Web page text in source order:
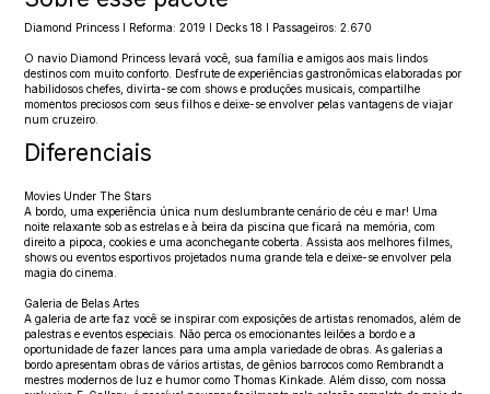
Diamond Princess l Reforma: 2019 l Decks 18 l Passageiros: 2.670
O navio Diamond Princess levará você, sua família e amigos aos mais lindos
destinos com muito conforto. Desfrute de experiências gastronômicas elaboradas por
habilidosos chefes, divirta-se com shows e produções musicais, compartilhe
momentos preciosos com seus filhos e deixe-se envolver pelas vantagens de viajar
num cruzeiro.
Diferenciais
Movies Under The Stars
A bordo, uma experiência única num deslumbrante cenário de céu e mar! Uma
noite relaxante sob as estrelas e à beira da piscina que ficará na memória, com
direito a pipoca, cookies e uma aconchegante coberta. Assista aos melhores filmes,
shows ou eventos esportivos projetados numa grande tela e deixe-se envolver pela
magia do cinema.
Galeria de Belas Artes
A galeria de arte faz você se inspirar com exposições de artistas renomados, além de
palestras e eventos especiais. Não perca os emocionantes leilões a bordo e a
oportunidade de fazer lances para uma ampla variedade de obras. As galerias a
bordo apresentam obras de vários artistas, de gênios barrocos como Rembrandt a
mestres modernos de luz e humor como Thomas Kinkade. Além disso, com nossa